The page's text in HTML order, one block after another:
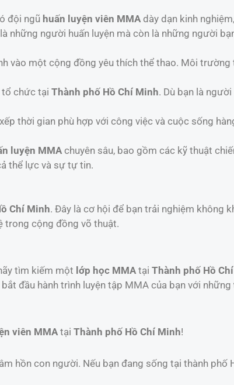
đội ngũ huấn luyện viên MMA dày dạn kinh
những người huấn luyện mà còn là những người
vào một cộng đồng yêu thích thể thao. Môi trường
chức tại Thành phố Hồ Chí Minh. Dù bạn là
thời gian phù hợp với công việc và cuộc sống
luyện MMAchuyên sâu, bao gồm các kỹ thuật
thể lực và sự tự tin.
Chí Minh. Đây là cơ hội để bạn trải nghiệm không
trong cộng đồng võ thuật.
tìm kiếm một lớp học MMA tại Thành phố Hồ
đầu hành trình luyện tập MMA của bạn với những
viên MMA tại Thành phố Hồ Chí Minh!
hồn con người. Nếu bạn đang sống tại thành phố